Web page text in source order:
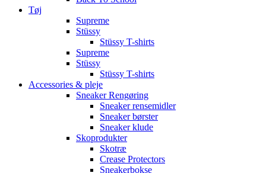
Tøj
Supreme
Stüssy
Stüssy T-shirts
Supreme
Stüssy
Stüssy T-shirts
Accessories & pleje
Sneaker Rengøring
Sneaker rensemidler
Sneaker børster
Sneaker klude
Skoprodukter
Skotræ
Crease Protectors
Sneakerbokse